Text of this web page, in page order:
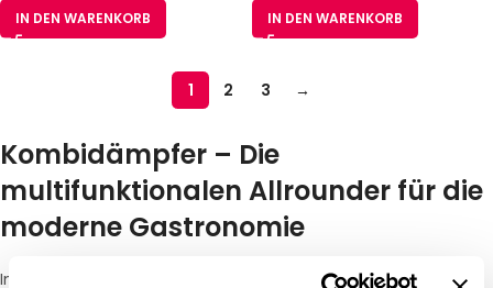
IN DEN WARENKORB IN DEN WARENKORB
1 2 3 →
Kombidämpfer – Die
multifunktionalen Allrounder für die
moderne Gastronomie
In der professionellen Gastronomie ist der Kombidämpfer das